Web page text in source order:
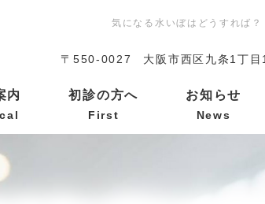
気になる水いぼはどうすれば
〒550-0027 大阪市西区九条1丁
内 初診の方へ
First
お知らせ
News